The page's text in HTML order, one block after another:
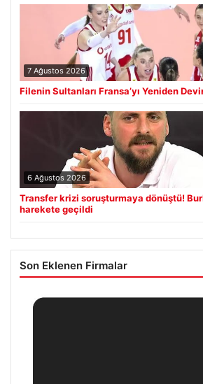
7 Ağustos 2026
Filenin Sultanları Fransa’yı Yeniden
6 Ağustos 2026
Transfer krizi soruşturmaya dönüştü!
harekete geçildi
Son Eklenen Firmalar